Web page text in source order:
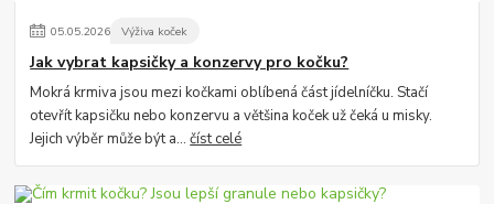
05.05.2026 Výživa koček
Jak vybrat kapsičky a konzervy pro kočku?
Mokrá krmiva jsou mezi kočkami oblíbená část jídelníčku. Stačí
otevřít kapsičku nebo konzervu a většina koček už čeká u misky.
Jejich výběr může být a...číst celé